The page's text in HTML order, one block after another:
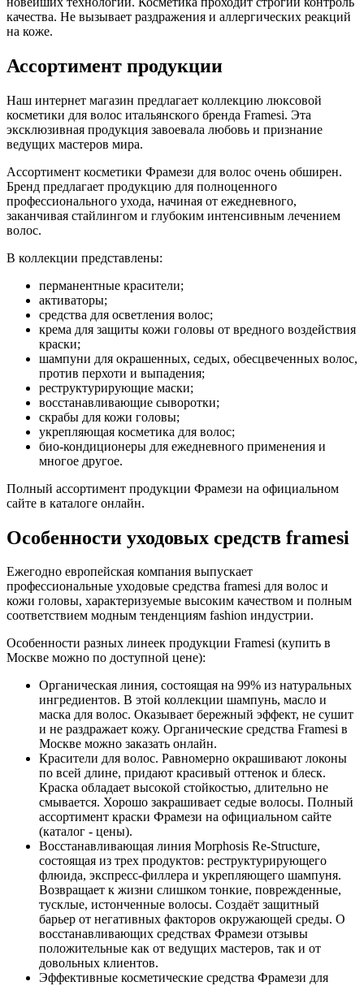
качества. Не вызывает раздражения и аллергических реакций
на коже.
Ассортимент продукции
Наш интернет магазин предлагает коллекцию люксовой
косметики для волос итальянского бренда Framesi. Эта
эксклюзивная продукция завоевала любовь и признание
ведущих мастеров мира.
Ассортимент косметики Фрамези для волос очень обширен.
Бренд предлагает продукцию для полноценного
профессионального ухода, начиная от ежедневного,
заканчивая стайлингом и глубоким интенсивным лечением
волос.
В коллекции представлены:
перманентные красители;
активаторы;
средства для осветления волос;
крема для защиты кожи головы от вредного воздействия
краски;
шампуни для окрашенных, седых, обесцвеченных волос,
против перхоти и выпадения;
реструктурирующие маски;
восстанавливающие сыворотки;
скрабы для кожи головы;
укрепляющая косметика для волос;
био-кондиционеры для ежедневного применения и
многое другое.
Полный ассортимент продукции Фрамези на официальном
сайте в каталоге онлайн.
Особенности уходовых средств framesi
Ежегодно европейская компания выпускает
профессиональные уходовые средства framesi для волос и
кожи головы, характеризуемые высоким качеством и полным
соответствием модным тенденциям fashion индустрии.
Особенности разных линеек продукции Framesi (купить в
Москве можно по доступной цене):
Органическая линия, состоящая на 99% из натуральных
ингредиентов. В этой коллекции шампунь, масло и
маска для волос. Оказывает бережный эффект, не сушит
и не раздражает кожу. Органические средства Framesi в
Москве можно заказать онлайн.
Красители для волос. Равномерно окрашивают локоны
по всей длине, придают красивый оттенок и блеск.
Краска обладает высокой стойкостью, длительно не
смывается. Хорошо закрашивает седые волосы. Полный
ассортимент краски Фрамези на официальном сайте
(каталог - цены).
Восстанавливающая линия Morphosis Re-Structure,
состоящая из трех продуктов: реструктурирующего
флюида, экспресс-филлера и укрепляющего шампуня.
Возвращает к жизни слишком тонкие, поврежденные,
тусклые, истонченные волосы. Создаёт защитный
барьер от негативных факторов окружающей среды. О
восстанавливающих средствах Фрамези отзывы
положительные как от ведущих мастеров, так и от
довольных клиентов.
Эффективные косметические средства Фрамези для